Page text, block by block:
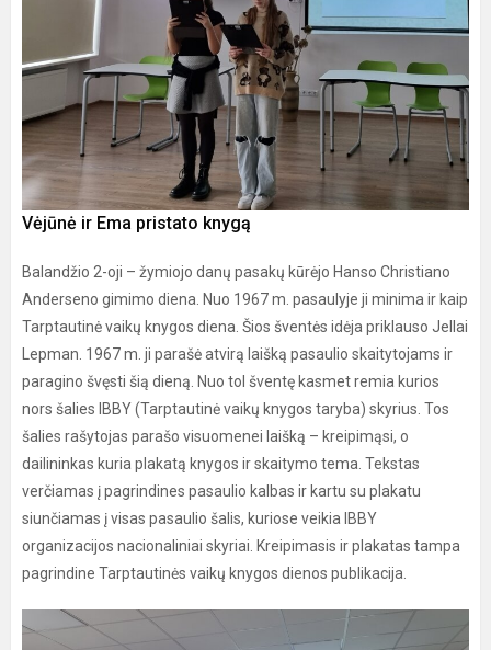
Vėjūnė ir Ema pristato knygą
Balandžio 2-oji – žymiojo danų pasakų kūrėjo Hanso Christiano
Anderseno gimimo diena. Nuo 1967 m. pasaulyje ji minima ir kaip
Tarptautinė vaikų knygos diena. Šios šventės idėja priklauso Jellai
Lepman. 1967 m. ji parašė atvirą laišką pasaulio skaitytojams ir
paragino švęsti šią dieną. Nuo tol šventę kasmet remia kurios
nors šalies IBBY (Tarptautinė vaikų knygos taryba) skyrius. Tos
šalies rašytojas parašo visuomenei laišką – kreipimąsi, o
dailininkas kuria plakatą knygos ir skaitymo tema. Tekstas
verčiamas į pagrindines pasaulio kalbas ir kartu su plakatu
siunčiamas į visas pasaulio šalis, kuriose veikia IBBY
organizacijos nacionaliniai skyriai. Kreipimasis ir plakatas tampa
pagrindine Tarptautinės vaikų knygos dienos publikacija.